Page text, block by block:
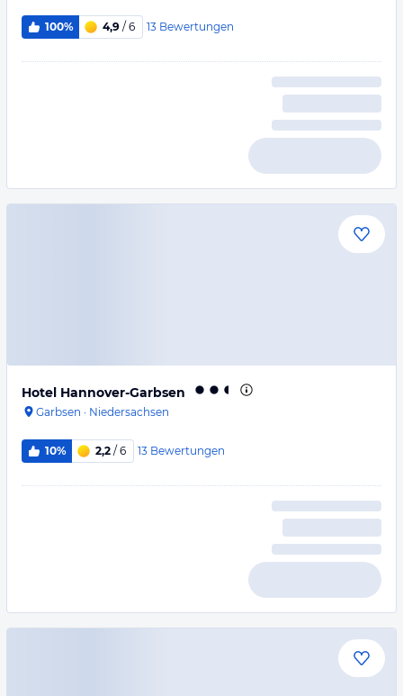
100% 4,9 / 6 13 Bewertungen
Hotel Hannover-Garbsen
Garbsen · Niedersachsen
10% 2,2 / 6 13 Bewertungen